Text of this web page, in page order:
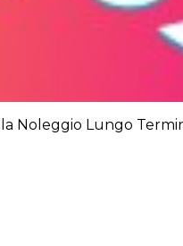
Noleggio Lungo